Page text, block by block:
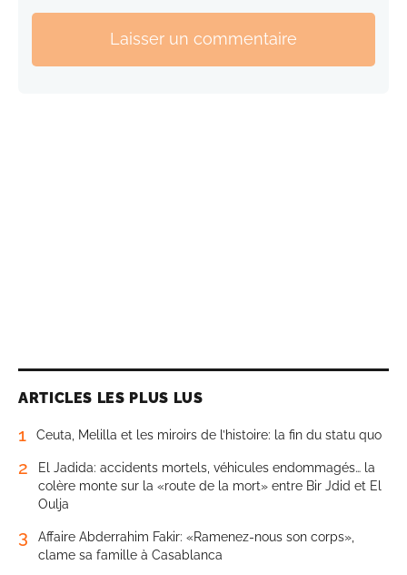
Laisser un commentaire
ARTICLES LES PLUS LUS
1 Ceuta, Melilla et les miroirs de l’histoire: la fin du statu quo
2
El Jadida: accidents mortels, véhicules endommagés… la
colère monte sur la «route de la mort» entre Bir Jdid et El
Oulja
3
Affaire Abderrahim Fakir: «Ramenez-nous son corps»,
clame sa famille à Casablanca